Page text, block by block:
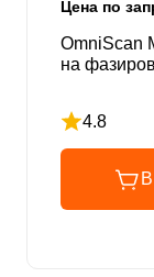
Цена по
OmniScan
на
4.8
Рейтинг 4.8